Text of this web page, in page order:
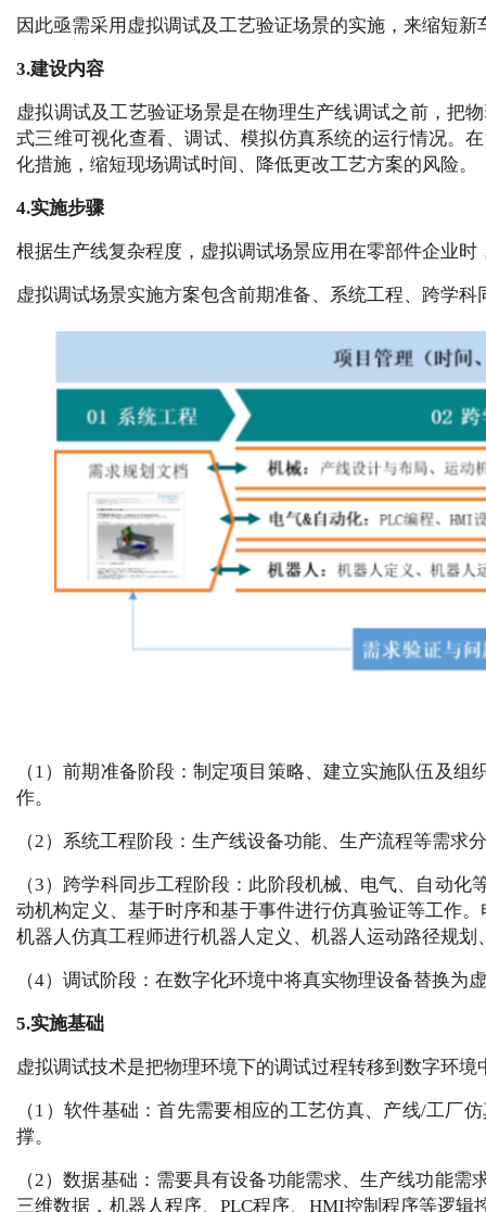
因此亟需采用虚拟调试及工艺验证场景的实施，来缩短
3.建设内容
虚拟调试及工艺验证场景是在物理生产线调试之前，把
式三维可视化查看、调试、模拟仿真系统的运行情况。
化措施，缩短现场调试时间、降低更改工艺方案的风险。
4.实施步骤
根据生产线复杂程度，虚拟调试场景应用在零部件企业
虚拟调试场景实施方案包含前期准备、系统工程、跨学
（1）前期准备阶段：制定项目策略、建立实施队伍及
作。
（2）系统工程阶段：生产线设备功能、生产流程等需求
（3）跨学科同步工程阶段：此阶段机械、电气、自动
动机构定义、基于时序和基于事件进行仿真验证等工作
机器人仿真工程师进行机器人定义、机器人运动路径规
（4）调试阶段：在数字化环境中将真实物理设备替换
5.实施基础
虚拟调试技术是把物理环境下的调试过程转移到数字环境
（1）软件基础：首先需要相应的工艺仿真、产线/工厂
撑。
（2）数据基础：需要具有设备功能需求、生产线功能
三维数据，机器人程序、PLC程序、HMI控制程序等逻